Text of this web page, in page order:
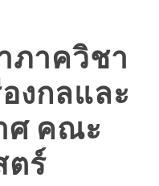
ภาควิชา
งกลและ
ศ คณะ
ตร์